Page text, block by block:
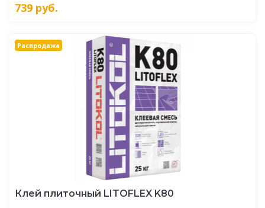
739 руб.
Распродажа
Клей плиточный LITOFLEX K80